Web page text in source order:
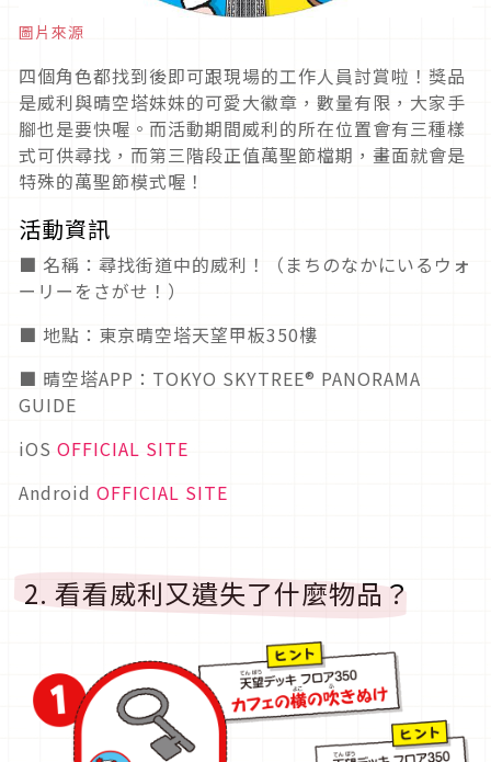
圖片來源
四個角色都找到後即可跟現場的工作人員討賞啦！獎品
是威利與晴空塔妹妹的可愛大徽章，數量有限，大家手
腳也是要快喔。而活動期間威利的所在位置會有三種樣
式可供尋找，而第三階段正值萬聖節檔期，畫面就會是
特殊的萬聖節模式喔！
活動資訊
■ 名稱：尋找街道中的威利！（まちのなかにいるウォ
ーリーをさがせ！）
■ 地點：東京晴空塔天望甲板350樓
■ 晴空塔APP：TOKYO SKYTREE® PANORAMA
GUIDE
iOS OFFICIAL SITE
Android OFFICIAL SITE
2. 看看威利又遺失了什麼物品？